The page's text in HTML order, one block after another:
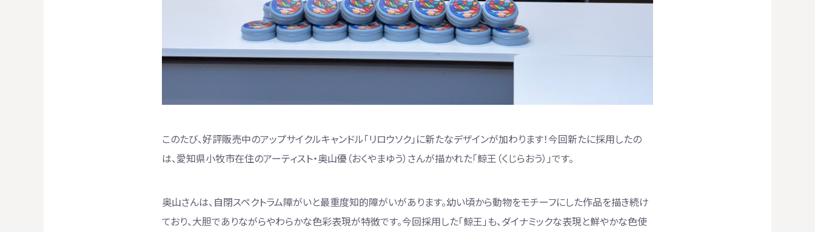
このたび、好評販売中のアップサイクルキャンドル「リロウソク」に新たなデザインが加わります！今回新たに採用したの
は、愛知県小牧市在住のアーティスト・奥山優（おくやまゆう）さんが描かれた「鯨王（くじらおう）」です。
奥山さんは、自閉スペクトラム障がいと最重度知的障がいがあります。幼い頃から動物をモチーフにした作品を描き続け
ており、大胆でありながらやわらかな色彩表現が特徴です。今回採用した「鯨王」も、ダイナミックな表現と鮮やかな色使